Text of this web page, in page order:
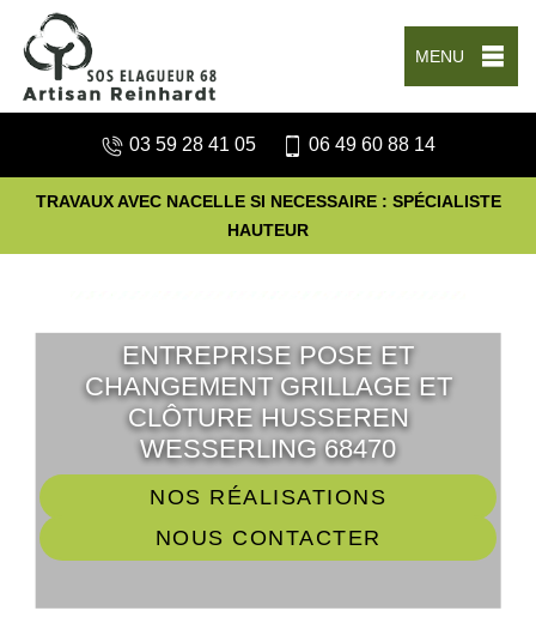
MENU
03 59 28 41 05 06 49 60 88 14
TRAVAUX AVEC NACELLE SI NECESSAIRE : SPÉCIALISTE
HAUTEUR
ENTREPRISE POSE ET
CHANGEMENT GRILLAGE ET
CLÔTURE HUSSEREN
WESSERLING 68470
NOS RÉALISATIONS
NOUS CONTACTER